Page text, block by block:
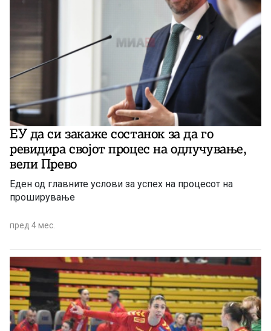
ЕУ да си закаже состанок за да го
ревидира својот процес на одлучување,
вели Прево
Еден од главните услови за успех на процесот на
проширување
пред 4 мес.